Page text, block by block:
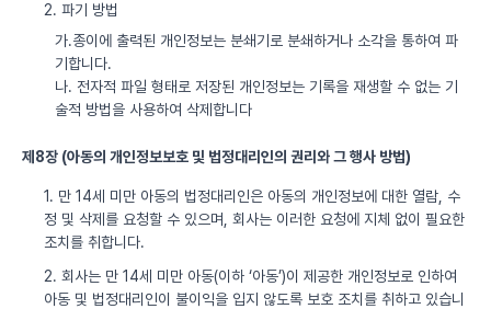
2. 파기 방법
가.종이에 출력된 개인정보는 분쇄기로 분쇄하거나 소각을 통하여 파
기합니다.
나. 전자적 파일 형태로 저장된 개인정보는 기록을 재생할 수 없는 기
술적 방법을 사용하여 삭제합니다
제8장 (아동의 개인정보보호 및 법정대리인의 권리와 그 행사 방법)
1. 만 14세 미만 아동의 법정대리인은 아동의 개인정보에 대한 열람, 수
정 및 삭제를 요청할 수 있으며, 회사는 이러한 요청에 지체 없이 필요한
조치를 취합니다.
2. 회사는 만 14세 미만 아동(이하 ‘아동’)이 제공한 개인정보로 인하여
아동 및 법정대리인이 불이익을 입지 않도록 보호 조치를 취하고 있습니